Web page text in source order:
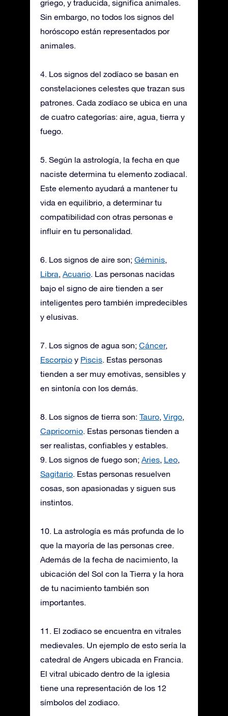
griego, y traducida, significa animales.
Sin embargo, no todos los signos del
horóscopo están representados por
animales.
4. Los signos del zodíaco se basan en
constelaciones celestes que trazan sus
patrones. Cada zodíaco se ubica en una
de cuatro categorías: aire, agua, tierra y
fuego.
5. Según la astrología, la fecha en que
naciste determina tu elemento zodiacal.
Este elemento ayudará a mantener tu
vida en equilibrio, a determinar tu
compatibilidad con otras personas e
influir en tu personalidad.
6. Los signos de aire son; Géminis,
Libra, Acuario. Las personas nacidas
bajo el signo de aire tienden a ser
inteligentes pero también impredecibles
y elusivas.
7. Los signos de agua son; Cáncer,
Escorpio y Piscis. Estas personas
tienden a ser muy emotivas, sensibles y
en sintonía con los demás.
8. Los signos de tierra son: Tauro, Virgo,
Capricornio. Estas personas tienden a
ser realistas, confiables y estables.
9. Los signos de fuego son; Aries, Leo,
Sagitario. Estas personas resuelven
cosas, son apasionadas y siguen sus
instintos.
10. La astrología es más profunda de lo
que la mayoría de las personas cree.
Además de la fecha de nacimiento, la
ubicación del Sol con la Tierra y la hora
de tu nacimiento también son
importantes.
11. El zodiaco se encuentra en vitrales
medievales. Un ejemplo de esto sería la
catedral de Angers ubicada en Francia.
El vitral ubicado dentro de la iglesia
tiene una representación de los 12
símbolos del zodiaco.